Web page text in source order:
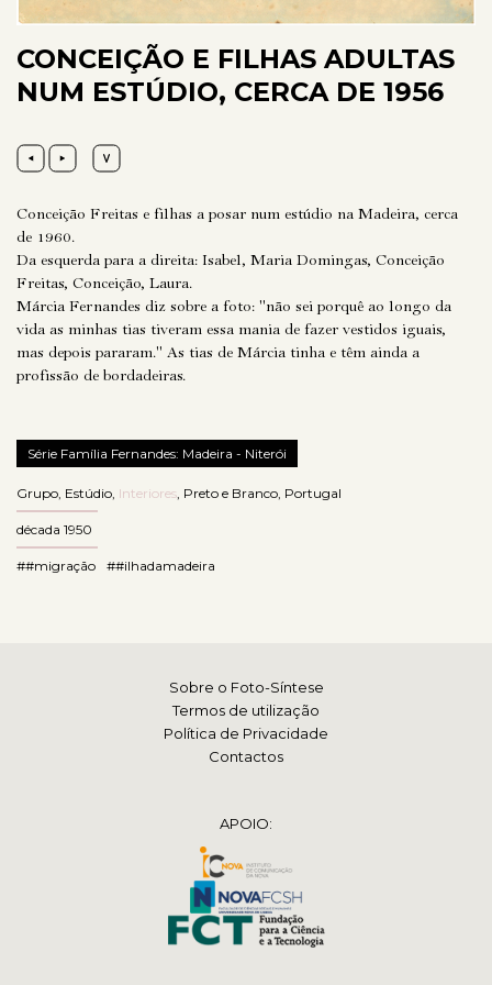
CONCEIÇÃO E FILHAS ADULTAS
NUM ESTÚDIO, CERCA DE 1956
Conceição Freitas e filhas a posar num estúdio na Madeira, cerca
de 1960.
Da esquerda para a direita: Isabel, Maria Domingas, Conceição
Freitas, Conceição, Laura.
Márcia Fernandes diz sobre a foto: "não sei porquê ao longo da
vida as minhas tias tiveram essa mania de fazer vestidos iguais,
mas depois pararam." As tias de Márcia tinha e têm ainda a
profissão de bordadeiras.
Série Família Fernandes: Madeira - Niterói
Grupo, Estúdio, Interiores, Preto e Branco, Portugal
década 1950
##migração ##ilhadamadeira
Sobre o Foto-Síntese
Termos de utilização
Política de Privacidade
Contactos
APOIO: